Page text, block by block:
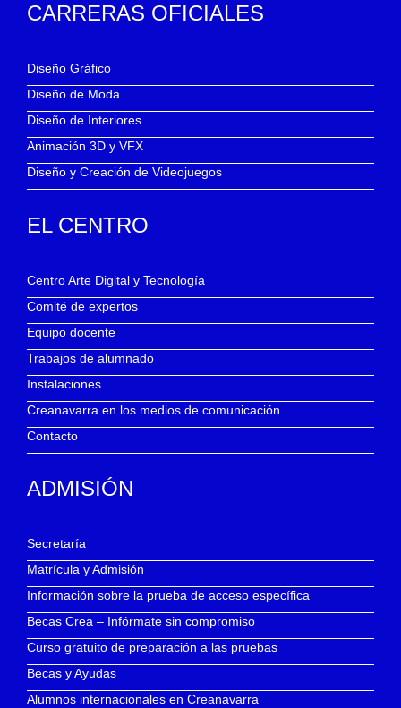
CARRERAS OFICIALES
Diseño Gráfico
Diseño de Moda
Diseño de Interiores
Animación 3D y VFX
Diseño y Creación de Videojuegos
EL CENTRO
Centro Arte Digital y Tecnología
Comité de expertos
Equipo docente
Trabajos de alumnado
Instalaciones
Creanavarra en los medios de comunicación
Contacto
ADMISIÓN
Secretaría
Matrícula y Admisión
Información sobre la prueba de acceso específica
Becas Crea – Infórmate sin compromiso
Curso gratuito de preparación a las pruebas
Becas y Ayudas
Alumnos internacionales en Creanavarra